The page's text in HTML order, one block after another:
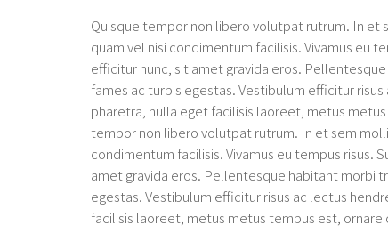
Quisque tempor non libero volutpat rutrum. In et
quam vel nisi condimentum facilisis. Vivamus eu
efficitur nunc, sit amet gravida eros.
fames ac turpis egestas. Vestibulum efficitur
pharetra, nulla eget facilisis laoreet, metus
tempor non libero volutpat rutrum. In et sem
condimentum facilisis. Vivamus eu tempus risus.
amet gravida eros. Pellentesque habitant morbi
egestas. Vestibulum efficitur risus ac lectus
facilisis laoreet, metus metus tempus est,